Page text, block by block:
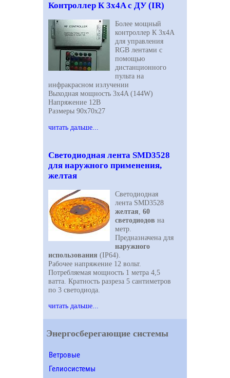
Контроллер К 3х4A с ДУ (IR)
Более мощный
контроллер К 3х4A
для управления
RGB лентами с
помощью
дистанционного
пульта на
инфракрасном излучении
Выходная мощность 3х4A (144W)
Напряжение 12В
Размеры 90х70х27
читать дальше...
Светодиодная лента SMD3528
для наружного применения,
желтая
Светодиодная
лента SMD3528
желтая 60
светодиодов на
метр.
Предназначена для
наружного
использования (IP64).
Рабочее напряжение 12 вольт.
Потребляемая мощность 1 метра 4,5
ватта. Кратность разреза 5 сантиметров
по 3 светодиода.
читать дальше...
Энергосберегающие системы
Ветровые
Гелиосистемы